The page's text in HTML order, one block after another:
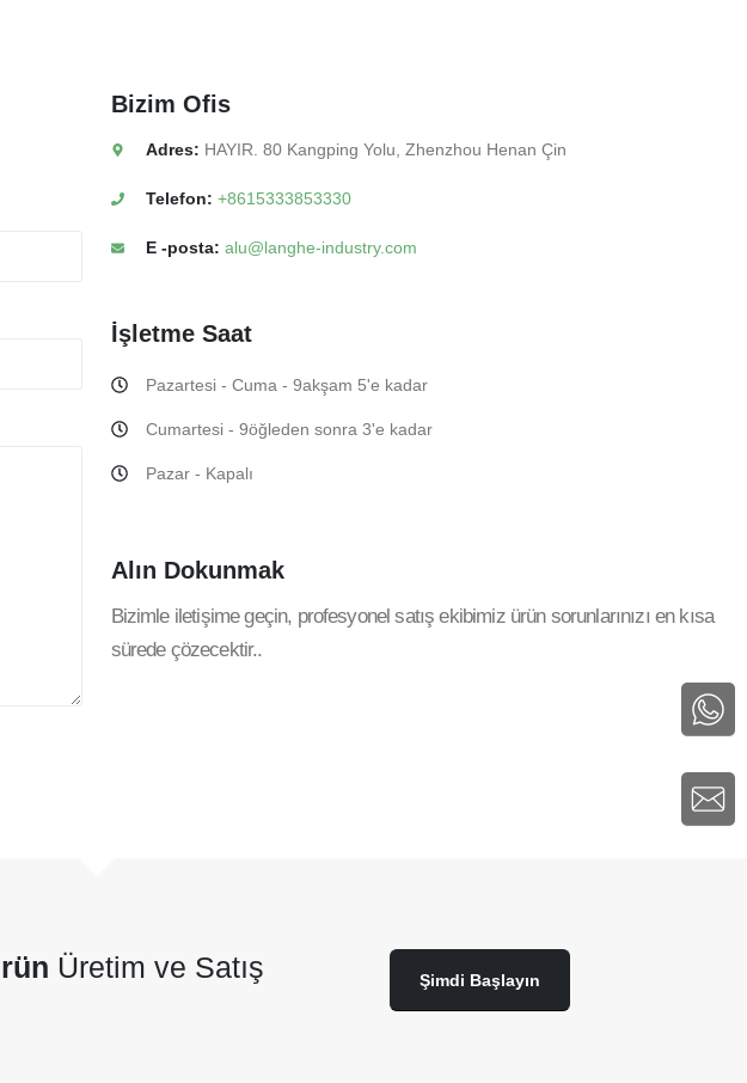
Bizim Ofis
Adres: HAYIR. 80 Kangping Yolu, Zhenzhou Henan Çin
Telefon: +8615333853330
E -posta: alu@langhe-industry.com
İşletme Saat
Pazartesi - Cuma - 9akşam 5'e kadar
Cumartesi - 9öğleden sonra 3'e kadar
Pazar - Kapalı
Alın Dokunmak
Bizimle iletişime geçin, profesyonel satış ekibimiz ürün sorunlarınızı en kısa
sürede çözecektir..
Üretim ve Satış Şimdi Başlayın